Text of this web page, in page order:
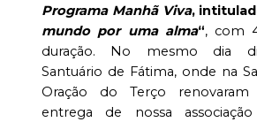
Programa Manhã Viva,
mundo por uma alma“, com
duração. No mesmo dia
Santuário de Fátima, onde na
Oração do Terço
entrega de nossa